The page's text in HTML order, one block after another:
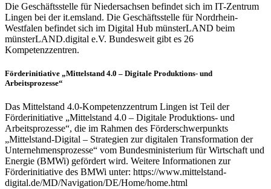
Die Geschäftsstelle für Niedersachsen befindet sich im IT-Zentrum
Lingen bei der it.emsland. Die Geschäftsstelle für Nordrhein-
Westfalen befindet sich im Digital Hub münsterLAND beim
münsterLAND.digital e.V. Bundesweit gibt es 26
Kompetenzzentren.
Förderinitiative „Mittelstand 4.0 – Digitale Produktions- und
Arbeitsprozesse“
Das Mittelstand 4.0-Kompetenzzentrum Lingen ist Teil der
Förderinitiative „Mittelstand 4.0 – Digitale Produktions- und
Arbeitsprozesse“, die im Rahmen des Förderschwerpunkts
„Mittelstand-Digital – Strategien zur digitalen Transformation der
Unternehmensprozesse“ vom Bundesministerium für Wirtschaft und
Energie (BMWi) gefördert wird. Weitere Informationen zur
Förderinitiative des BMWi unter: https://www.mittelstand-
digital.de/MD/Navigation/DE/Home/home.html